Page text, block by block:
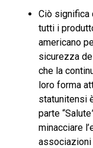
Ciò significa
tutti i
americano
sicurezza
che la
loro forma
statunitensi
parte
minacciare
associazioni